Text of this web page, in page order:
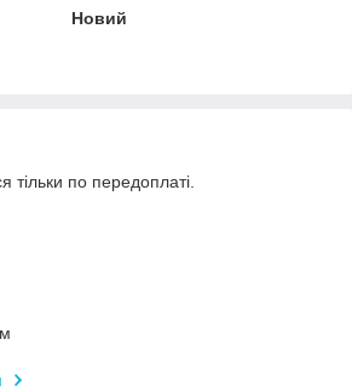
Новий
тільки по передоплаті.